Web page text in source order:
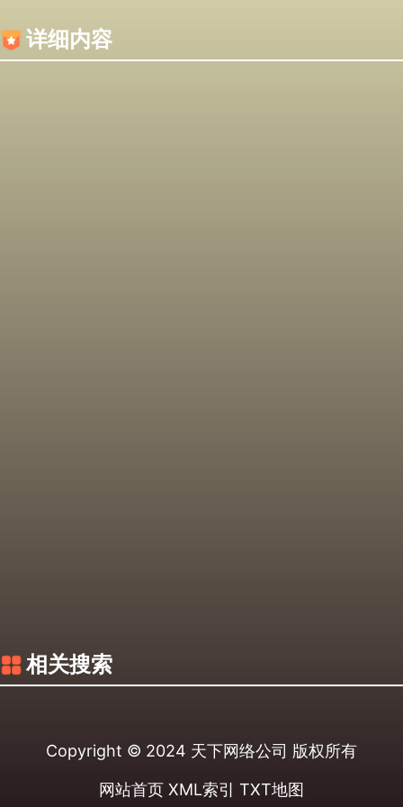
详细内容
相关搜索
Copyright © 2024 天下网络公司 版权所有
网站首页 XML索引 TXT地图